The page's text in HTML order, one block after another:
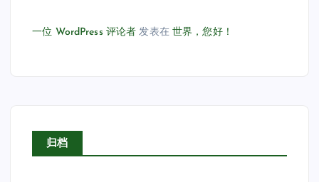
一位 WordPress 评论者 发表在世界，您好！
归档